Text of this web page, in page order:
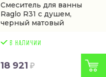
Смеситель для ванны
Raglo R31 с душем,
черный матовый
18 921